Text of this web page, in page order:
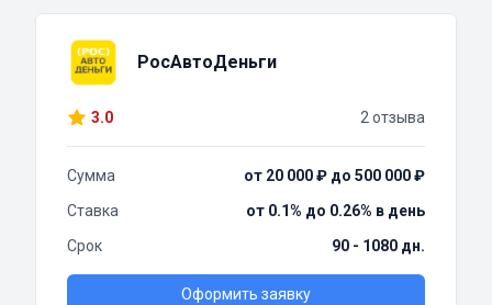
РосАвтоДеньги
3.0 2 отзыва
Сумма
от 20 000 ₽ до 500 000 ₽
Ставка
от 0.1% до 0.26% в день
Срок
90 - 1080 дн.
Оформить заявку